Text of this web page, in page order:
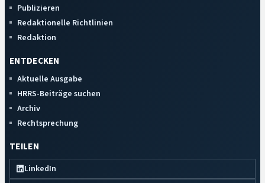
Publizieren
Redaktionelle Richtlinien
Redaktion
ENTDECKEN
Aktuelle Ausgabe
HRRS-Beiträge suchen
Archiv
Rechtsprechung
TEILEN
LinkedIn